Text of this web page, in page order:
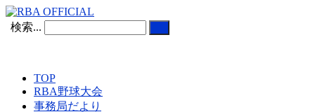
検索...
TOP
RBA野球大会
事務局だより